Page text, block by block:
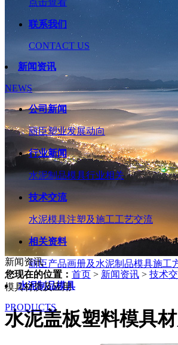
点击查看
联系我们
CONTACT US
新闻资讯
NEWS
公司新闻
丽臣塑业发展动向
行业新闻
水泥制品模具行业相关
技术交流
水泥模具注塑及施工工艺交流
相关资料
丽臣产品画册及水泥制品模具施工
水泥制品模具
PRODUCTS
新闻资讯
您现在的位置： 首页 > 新闻资讯 > 技术
模具材质及应用
水泥盖板塑料模具